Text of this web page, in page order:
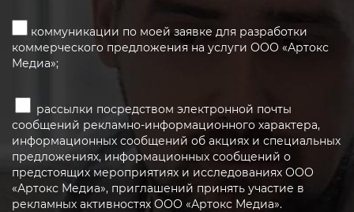
коммуникации по моей заявке для разработки
коммерческого предложения на услуги ООО «Артокс
Медиа»;
рассылки посредством электронной почты
сообщений рекламно-информационного характера,
информационных сообщений об акциях и специальных
предложениях, информационных сообщений о
предстоящих мероприятиях и исследованиях ООО
«Артокс Медиа», приглашений принять участие в
рекламных активностях ООО «Артокс Медиа».